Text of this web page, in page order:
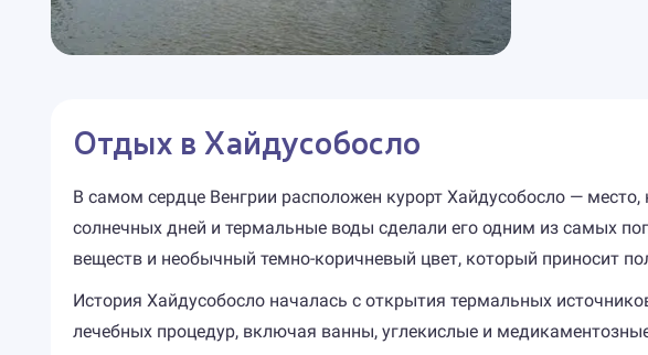
Отдых в Хайдусобосло
В самом сердце Венгрии расположен курорт Хайдусобосло —
солнечных дней и термальные воды сделали его одним из самых
веществ и необычный темно-коричневый цвет, который приносит
История Хайдусобосло началась с открытия термальных
лечебных процедур, включая ванны, углекислые и